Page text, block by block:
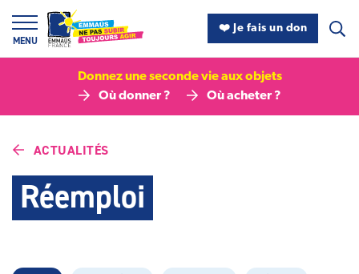
MENU
❤️ Je fais un don
Donnez une seconde vie aux objets
Où donner ?
Où acheter ?
ACTUALITÉS
Réemploi
Panneau de gestion des cookies